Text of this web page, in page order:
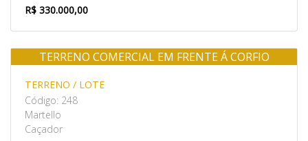
R$ 330.000,00
Venda
TERRENO COMERCIAL EM FRENTE Á CORFIO
TERRENO / LOTE
Código: 248
Martello
Caçador